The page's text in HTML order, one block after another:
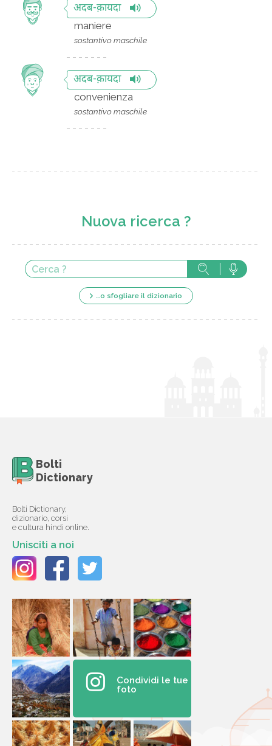
अदब-क़ायदा
maniere
sostantivo maschile
अदब-क़ायदा
convenienza
sostantivo maschile
Nuova ricerca ?
…o sfogliare il dizionario
Bolti
Dictionary
Bolti Dictionary,
dizionario, corsi
e cultura hindi online.
Unisciti a noi
Condividi le tue
foto